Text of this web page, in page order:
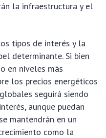
la infraestructura y el
tipos de interés y la
determinante. Si bien
en niveles más
los precios energéticos
seguirá siendo
aunque puedan
mantendrán en un
como la